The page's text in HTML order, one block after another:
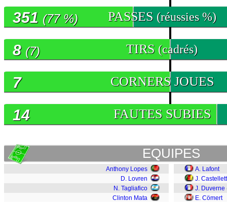
PASSES (réussies %)
351 (77 %)
TIRS (cadrés)
8 (7)
CORNERS JOUES
7
FAUTES SUBIES
14
EQUIPES
Anthony Lopes
D. Lovren
N. Tagliafico
Clinton Mata
A. Lafont
J.
J. Duverne
E. Cömert